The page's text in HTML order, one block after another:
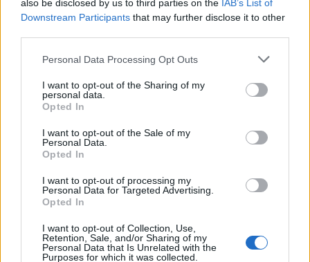
also be disclosed by us to third parties on the IAB’s List of
Downstream Participants that may further disclose it to other
Please note that this website/app uses one or more Google
not limited to your visit or usage behaviour. You may click to
grant or deny consent to Google and its third-party tags to
use your data for below specified purposes in below Google
consent section.
Personal Data Processing Opt Outs
I want to opt-out of the Sharing of my
personal data.
Opted In
I want to opt-out of the Sale of my
Personal Data.
Opted In
I want to opt-out of processing my
Personal Data for Targeted Advertising.
Opted In
I want to opt-out of Collection, Use,
Retention, Sale, and/or Sharing of my
Personal Data that Is Unrelated with the
Purposes for which it was collected.
ΑΣΕΠ: Εξ αποστάσεως η πιο Εύκολη
Πιστοποίηση Υπολογιστών σε 2
μέρες
Μάθε πρώτος όλες τις σημαντικές
ειδήσεις.
αναζήτησης της Google